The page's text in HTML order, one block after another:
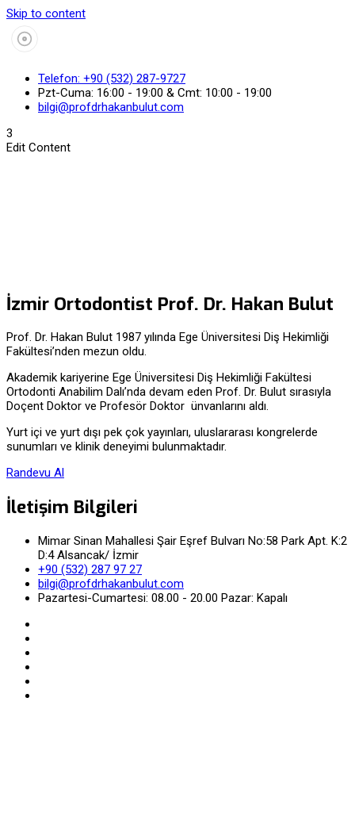
Skip to content
Telefon: +90 (532) 287-9727
Pzt-Cuma: 16:00 - 19:00 & Cmt: 10:00 - 19:00
bilgi@profdrhakanbulut.com
3
Edit Content
İzmir Ortodontist Prof. Dr. Hakan Bulut
Prof. Dr. Hakan Bulut 1987 yılında Ege Üniversitesi Diş Hekimliği
Fakültesi’nden mezun oldu.
Akademik kariyerine Ege Üniversitesi Diş Hekimliği Fakültesi
Ortodonti Anabilim Dalı’nda devam eden Prof. Dr. Bulut sırasıyla
Doçent Doktor ve Profesör Doktor ünvanlarını aldı.
Yurt içi ve yurt dışı pek çok yayınları, uluslararası kongrelerde
sunumları ve klinik deneyimi bulunmaktadır.
Randevu Al
İletişim Bilgileri
Mimar Sinan Mahallesi Şair Eşref Bulvarı No:58 Park Apt. K:2
D:4 Alsancak/ İzmir
+90 (532) 287 97 27
bilgi@profdrhakanbulut.com
Pazartesi-Cumartesi: 08.00 - 20.00 Pazar: Kapalı